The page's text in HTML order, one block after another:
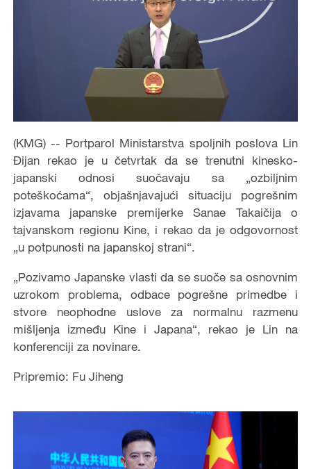
(KMG) -- Portparol Ministarstva spoljnih poslova Lin
Đijan rekao je u četvrtak da se trenutni kinesko-
japanski odnosi suočavaju sa „ozbiljnim
poteškoćama“, objašnjavajući situaciju pogrešnim
izjavama japanske premijerke Sanae Takaičija o
tajvanskom regionu Kine, i rekao da je odgovornost
„u potpunosti na japanskoj strani“.
„Pozivamo Japanske vlasti da se suoče sa osnovnim
uzrokom problema, odbace pogrešne primedbe i
stvore neophodne uslove za normalnu razmenu
mišljenja između Kine i Japana“, rekao je Lin na
konferenciji za novinare.
Pripremio: Fu Jiheng